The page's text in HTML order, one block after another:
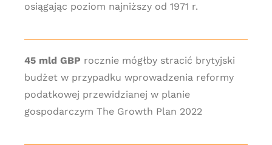
osiągając poziom najniższy od 1971 r.
45 mld GBP rocznie mógłby stracić brytyjski
budżet w przypadku wprowadzenia reformy
podatkowej przewidzianej w planie
gospodarczym The Growth Plan 2022